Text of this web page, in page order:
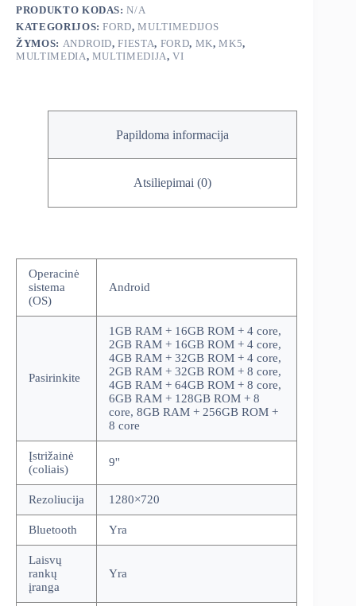
Mk5
2002-
2008
android
PRODUKTO KODAS:N/A
KATEGORIJOS:FORD,MULTIMEDIJOS
ŽYMOS: ANDROID,FIESTA, FORD, MK,MK5,
MULTIMEDIA, MULTIMEDIJA,VI
Papildoma informacija
Atsiliepimai (0)
Operacinė
sistema
(OS)
Android
Pasirinkite
1GB RAM + 16GB ROM + 4 core,
2GB RAM + 16GB ROM + 4 core,
4GB RAM + 32GB ROM + 4 core,
2GB RAM + 32GB ROM + 8 core,
4GB RAM + 64GB ROM + 8 core,
6GB RAM + 128GB ROM + 8
core, 8GB RAM + 256GB ROM +
8 core
Įstrižainė
(coliais)
9''
Rezoliucija 1280×720
Bluetooth Yra
Laisvų
rankų
įranga
Yra